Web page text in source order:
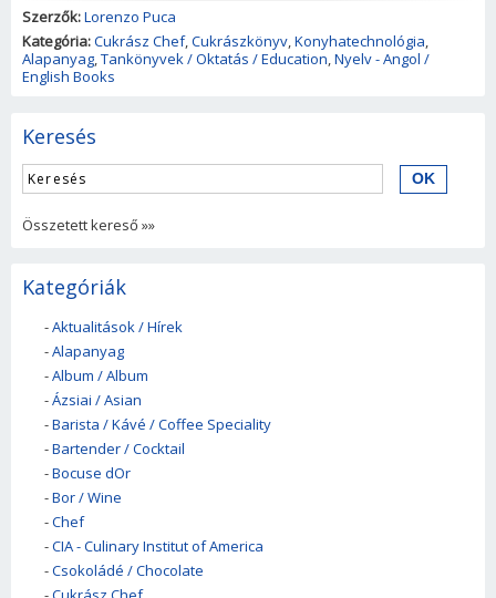
Szerzők:Lorenzo Puca
Kategória:Cukrász Chef,Cukrászkönyv,Konyhatechnológia,
Alapanyag,Tankönyvek / Oktatás / Education,Nyelv - Angol /
English Books
Keresés
Összetett kereső »»
Kategóriák
-Aktualitások / Hírek
-Alapanyag
-Album / Album
-Ázsiai / Asian
-Barista / Kávé / Coffee Speciality
-Bartender / Cocktail
-Bocuse dOr
-Bor / Wine
-Chef
-CIA - Culinary Institut of America
-Csokoládé / Chocolate